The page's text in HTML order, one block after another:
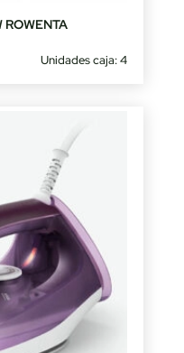
ROWENTA
Unidades caja: 4